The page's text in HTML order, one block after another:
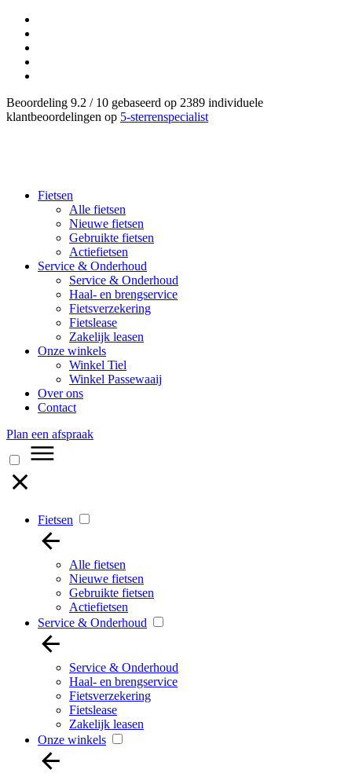
Beoordeling 9.2 / 10 gebaseerd op 2389 individuele
klantbeoordelingen op 5-sterrenspecialist
Fietsen
Alle fietsen
Nieuwe fietsen
Gebruikte fietsen
Actiefietsen
Service & Onderhoud
Service & Onderhoud
Haal- en brengservice
Fietsverzekering
Fietslease
Zakelijk leasen
Onze winkels
Winkel Tiel
Winkel Passewaaij
Over ons
Contact
Plan een afspraak
Fietsen
Alle fietsen
Nieuwe fietsen
Gebruikte fietsen
Actiefietsen
Service & Onderhoud
Service & Onderhoud
Haal- en brengservice
Fietsverzekering
Fietslease
Zakelijk leasen
Onze winkels